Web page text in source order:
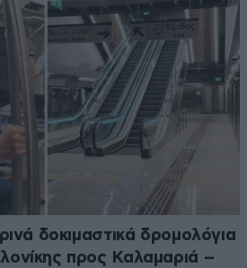
δοκιμαστικά δρομολόγια
προς Καλαμαριά –